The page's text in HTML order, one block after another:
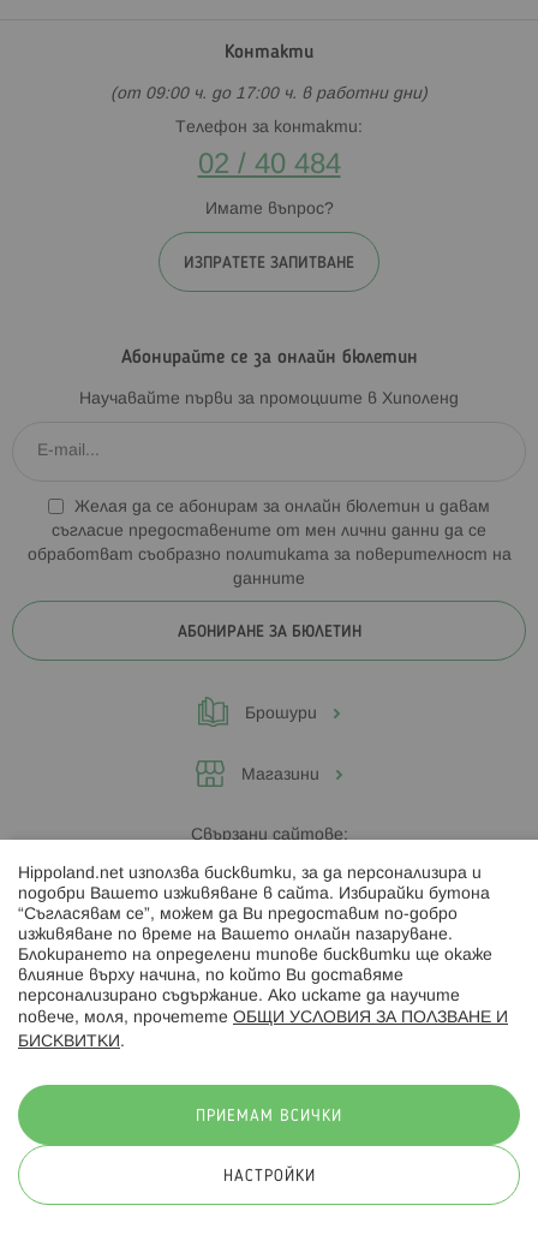
Контакти
(от 09:00 ч. до 17:00 ч. в работни дни)
Телефон за контакти:
02 / 40 484
Имате въпрос?
ИЗПРАТЕТЕ ЗАПИТВАНЕ
Абонирайте се за онлайн бюлетин
Научавайте първи за промоциите в Хиполенд
Желая да се абонирам за онлайн бюлетин и давам
съгласие предоставените от мен лични данни да се
обработват съобразно политиката за поверителност на
данните
АБОНИРАНЕ ЗА БЮЛЕТИН
Брошури
Магазини
Свързани сайтове:
Hippoland.ro
Последвайте ни:
© 2026 Hippoland.net. Всички права запазени
Hippoland.net използва бисквитки, за да персонализира и
подобри Вашето изживяване в сайта. Избирайки бутона
“Съгласявам се”, можем да Ви предоставим по-добро
изживяване по време на Вашето онлайн пазаруване.
Блокирането на определени типове бисквитки ще окаже
влияние върху начина, по който Ви доставяме
персонализирано съдържание. Ако искате да научите
повече, моля, прочетете ОБЩИ УСЛОВИЯ ЗА ПОЛЗВАНЕ И
БИСКВИТКИ .
ПРИЕМАМ ВСИЧКИ
НАСТРОЙКИ